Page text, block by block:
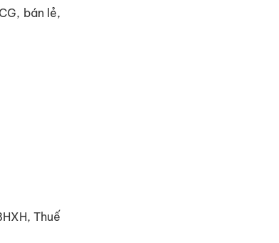
bán lẻ,
Thuế